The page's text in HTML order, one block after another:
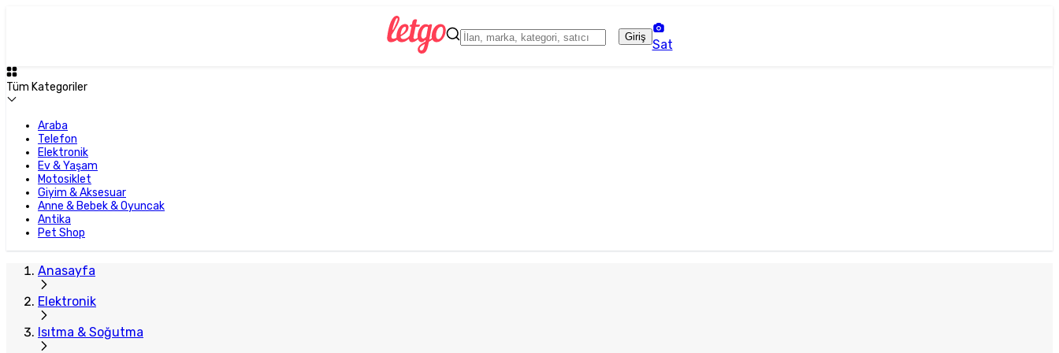
Giriş
Sat
Tüm Kategoriler
Araba
Telefon
Elektronik
Ev & Yaşam
Motosiklet
Giyim & Aksesuar
Anne & Bebek & Oyuncak
Antika
Pet Shop
Anasayfa
Elektronik
Isıtma & Soğutma